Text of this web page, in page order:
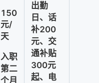
150
元/
天
入职
第二
个月
出勤
日、话
补200
元、交
通补贴
300元
起、电